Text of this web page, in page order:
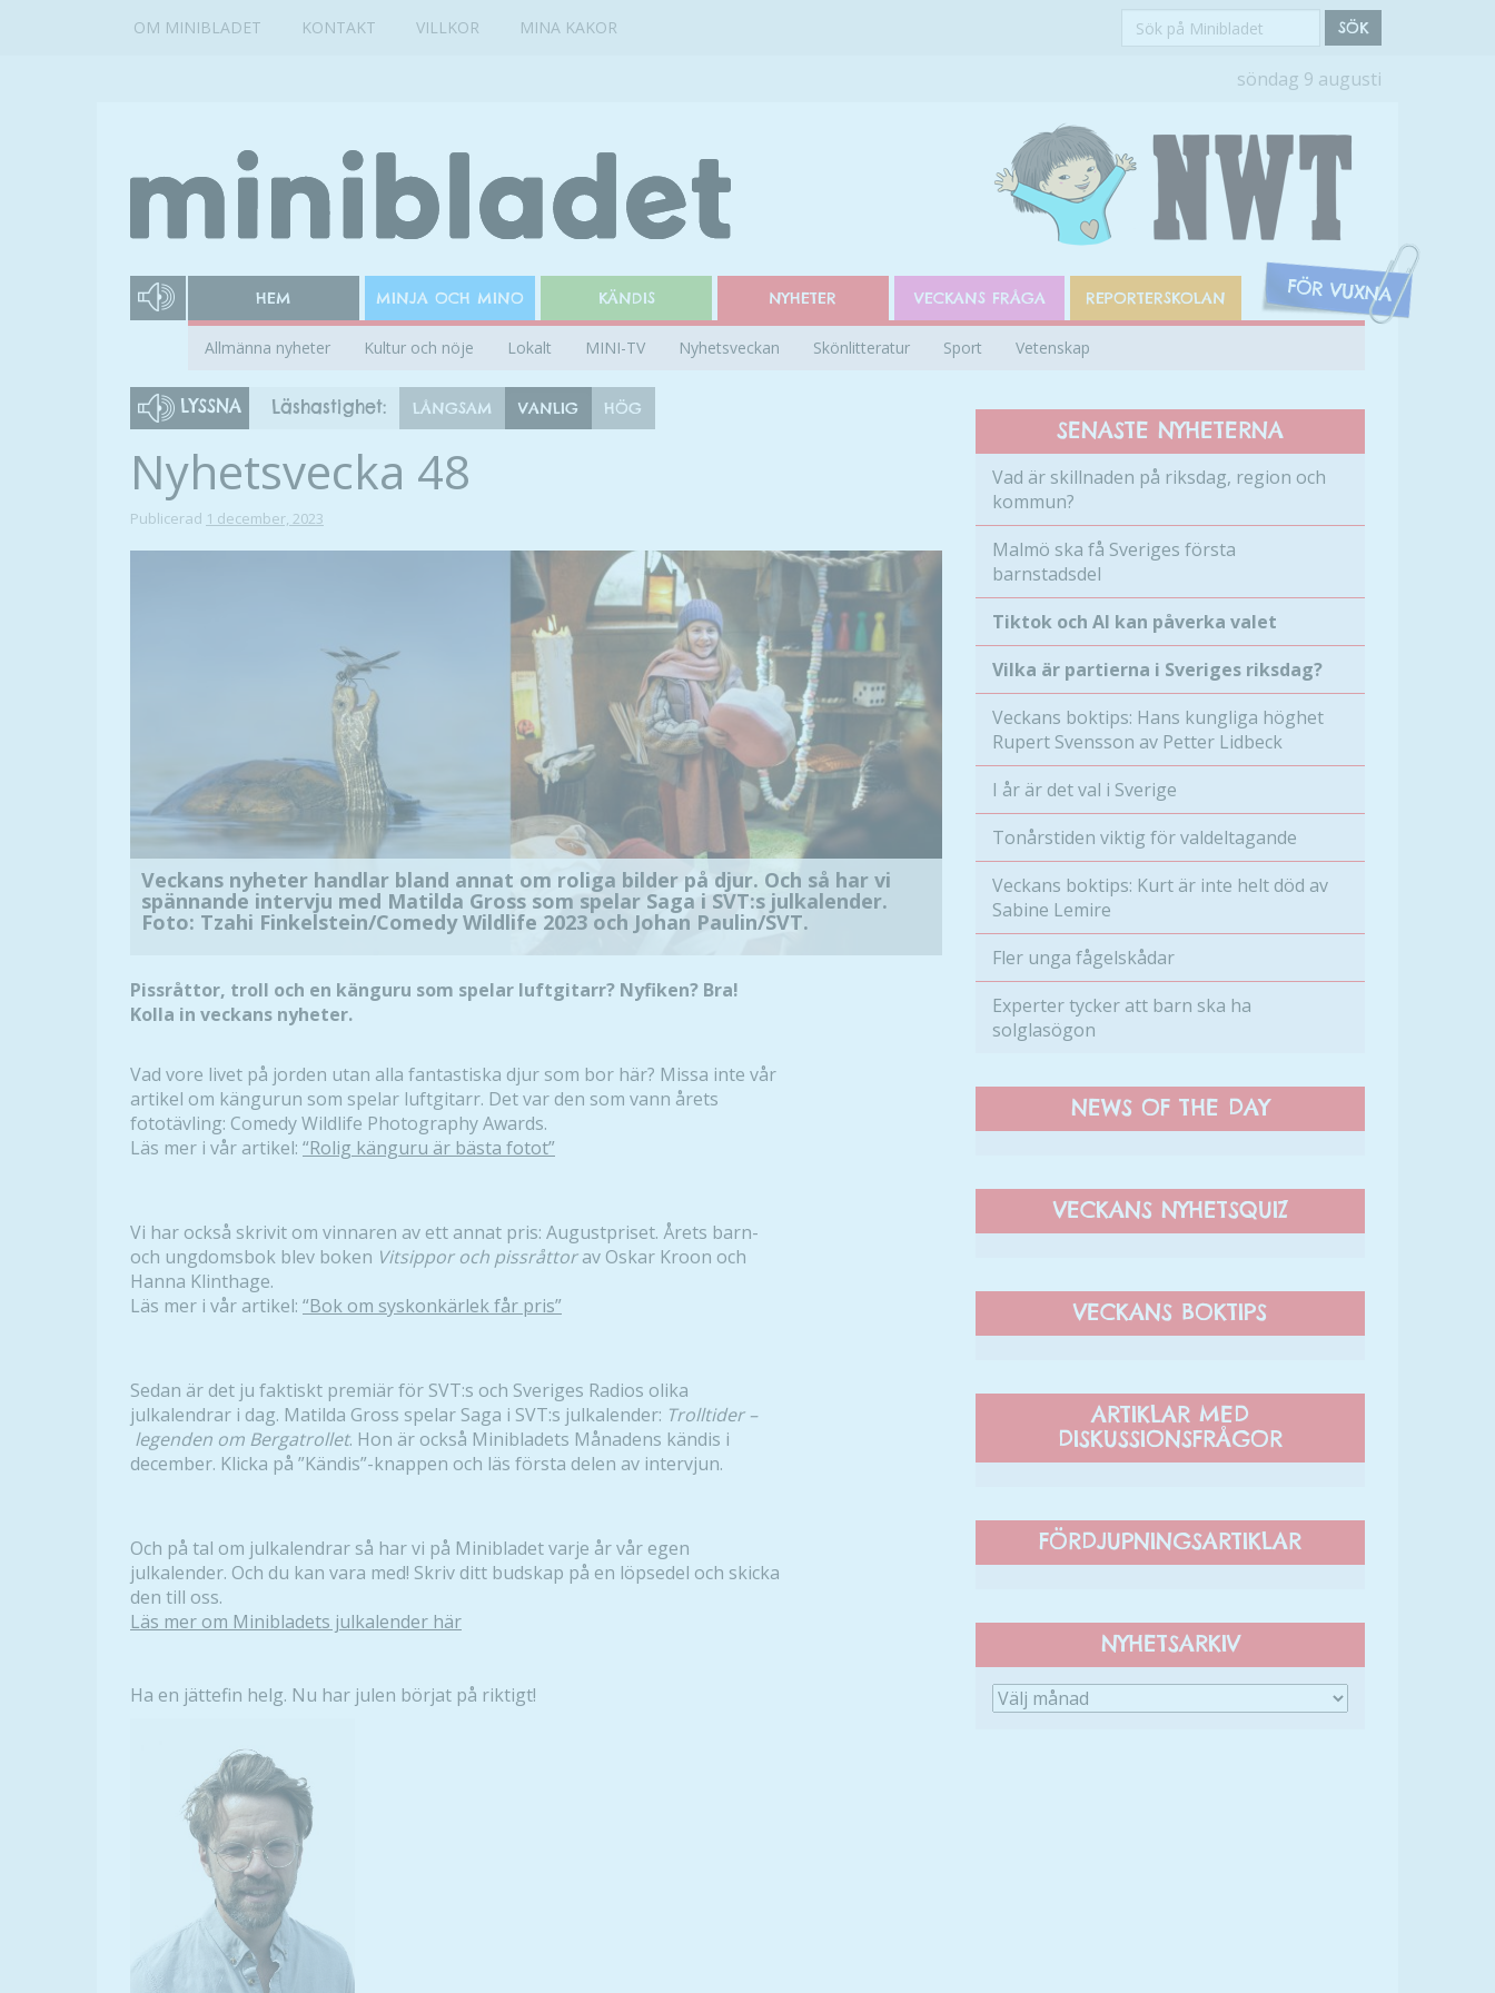
OM MINIBLADET KONTAKT VILLKOR MINA KAKOR
Sök
SÖK
söndag 9 augusti
HEM MINJA OCH MINO KÄNDIS NYHETER VECKANS FRÅGA REPORTERSKOLAN
Allmänna nyheter Kultur och nöje Lokalt MINI-TV Nyhetsveckan Skönlitteratur Sport Vetenskap
LYSSNA Läshastighet: LÅNGSAM VANLIG HÖG
Nyhetsvecka 48
Publicerad 1 december, 2023
Veckans nyheter handlar bland annat om roliga bilder på djur. Och så har vi
spännande intervju med Matilda Gross som spelar Saga i SVT:s julkalender.
Foto: Tzahi Finkelstein/Comedy Wildlife 2023 och Johan Paulin/SVT.
Pissråttor, troll och en känguru som spelar luftgitarr? Nyfiken? Bra!
Kolla in veckans nyheter.
Vad vore livet på jorden utan alla fantastiska djur som bor här? Missa inte vår
artikel om kängurun som spelar luftgitarr. Det var den som vann årets
fototävling: Comedy Wildlife Photography Awards.
Läs mer i vår artikel: “Rolig känguru är bästa fotot”
Vi har också skrivit om vinnaren av ett annat pris: Augustpriset. Årets barn-
och ungdomsbok blev boken Vitsippor och pissråttorav Oskar Kroon och
Hanna Klinthage.
Läs mer i vår artikel: “Bok om syskonkärlek får pris”
Sedan är det ju faktiskt premiär för SVT:s och Sveriges Radios olika
julkalendrar i dag. Matilda Gross spelar Saga i SVT:s julkalender: Trolltider –
legenden om Bergatrollet. Hon är också Minibladets Månadens kändis i
december. Klicka på ”Kändis”-knappen och läs första delen av intervjun.
Och på tal om julkalendrar så har vi på Minibladet varje år vår egen
julkalender. Och du kan vara med! Skriv ditt budskap på en löpsedel och skicka
den till oss.
Läs mer om Minibladets julkalender här
Ha en jättefin helg. Nu har julen börjat på riktigt!
SENASTE NYHETERNA
Vad är skillnaden på riksdag, region och
kommun?
Malmö ska få Sveriges första
barnstadsdel
Tiktok och AI kan påverka valet
Vilka är partierna i Sveriges riksdag?
Veckans boktips: Hans kungliga höghet
Rupert Svensson av Petter Lidbeck
I år är det val i Sverige
Tonårstiden viktig för valdeltagande
Veckans boktips: Kurt är inte helt död av
Sabine Lemire
Fler unga fågelskådar
Experter tycker att barn ska ha
solglasögon
NEWS OF THE DAY
VECKANS NYHETSQUIZ
VECKANS BOKTIPS
ARTIKLAR MED
DISKUSSIONSFRÅGOR
FÖRDJUPNINGSARTIKLAR
NYHETSARKIV